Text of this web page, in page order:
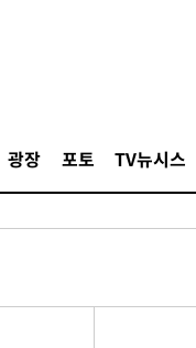
광장 포토 TV뉴시스